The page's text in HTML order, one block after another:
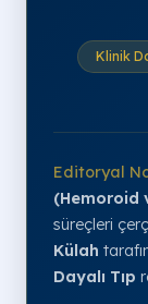
Klinik
Editoryal
(Hemoroid
süreçleri
Külah
Dayalı Tıp